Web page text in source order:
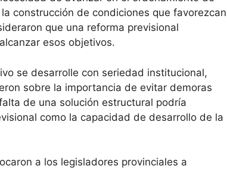
construcción de condiciones que favorezcan
que una reforma previsional
esos objetivos.
se desarrolle con seriedad institucional,
sobre la importancia de evitar demoras
de una solución estructural podría
como la capacidad de desarrollo de la
a los legisladores provinciales a